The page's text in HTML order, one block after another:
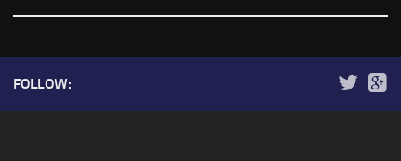
FOLLOW: